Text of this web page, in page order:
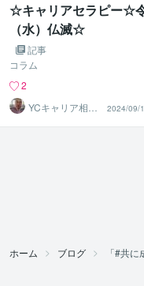
☆キャリアセラピー☆
（水）仏滅☆
記事
コラム
2
YCキャリア相談
2024/09/
ホーム ブログ 「#共